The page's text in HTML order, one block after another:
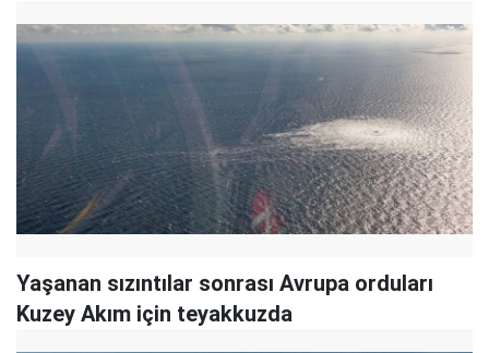
Yaşanan sızıntılar sonrası Avrupa orduları
Kuzey Akım için teyakkuzda